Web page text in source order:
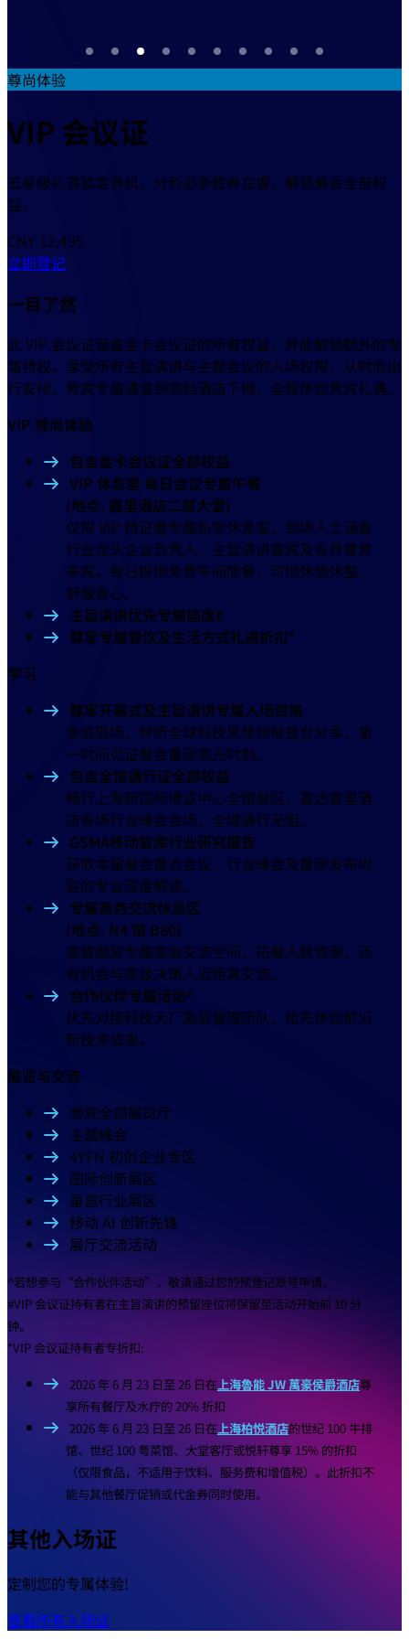
尊尚体验
VIP 会议证
五星级礼遇锁定商机，分秒必争胜券在握，解锁展会全部权
益。
CNY 12,495
立即登记
一目了然
此 VIP 会议证涵盖金卡会议证的所有权益，并能解锁额外的专
属特权。享受所有主旨演讲与主题会议的入场权限，从时尚出
行安排、贵宾专属通道到高档酒店下榻，全程体验贵宾礼遇。
VIP 尊尚体验
包含金卡会议证全部权益
VIP 休息室 每日会议专属午餐
(地点: 嘉里酒店二层大堂)
仅限 VIP 持证者专属私密休息室，到场人士涵盖
行业龙头企业负责人、主旨演讲嘉宾及各界尊贵
来宾。每日提供免费午间简餐，可供休憩休整、
舒缓身心。
主旨演讲优先专属座席#
尊享专属餐饮及生活方式礼遇折扣*
学习
尊享开幕式及主旨演讲专属入场资格
亲临现场，聆听全球科技思想领袖登台分享，第
一时间见证展会重磅高光时刻。
包含全馆通行证全部权益
畅行上海新国际博览中心全馆展区，直达嘉里酒
店各场行业峰会会场，全域通行无阻。
GSMA移动智库行业研究报告
获取本届展会重点会议、行业峰会及重磅发布内
容的专业深度解读。
专属商务交流休息区
(地点: N4 馆 B80)
高管圈层专属高端交流空间，拓展人脉资源，还
有机会与高级决策人近距离交流。
合作伙伴专属活动^
优先对接科技大厂高层管理团队，抢先体验前沿
新技术成果。
展览与交流
参观全部展览厅
主题峰会
4YFN 初创企业专区
国际创新展区
垂直行业展区
移动 AI 创新先锋
展厅交流活动
^若想参与“合作伙伴活动”，敬请通过您的预登记账号申请。
#VIP 会议证持有者在主旨演讲的预留座位将保留至活动开始前 10 分
钟。
*VIP 会议证持有者专折扣:
2026 年 6 月 23 日至 26 日在上海魯能 JW 萬豪侯爵酒店尊
享所有餐厅及水疗的 20% 折扣
2026 年 6 月 23 日至 26 日在上海柏悦酒店的世纪 100 牛排
馆、世纪 100 粤菜馆、大堂客厅或悦轩尊享 15% 的折扣
（仅限食品，不适用于饮料、服务费和增值税）。此折扣不
能与其他餐厅促销或代金券同时使用。
其他入场证
定制您的专属体验!
查看所有入场证